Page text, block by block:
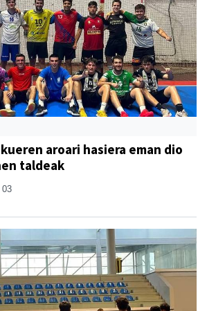
aroari hasiera eman dio
taldeak
03